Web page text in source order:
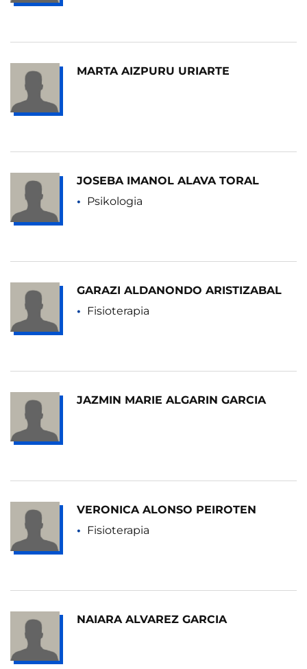
MARTA AIZPURU URIARTE
JOSEBA IMANOL ALAVA TORAL
Psikologia
GARAZI ALDANONDO ARISTIZABAL
Fisioterapia
JAZMIN MARIE ALGARIN GARCIA
VERONICA ALONSO PEIROTEN
Fisioterapia
NAIARA ALVAREZ GARCIA